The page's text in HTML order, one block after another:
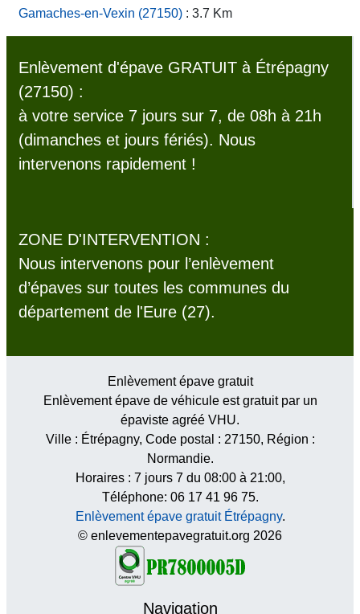
Gamaches-en-Vexin (27150) : 3.7 Km
Enlèvement d'épave GRATUIT à Étrépagny
(27150) :
à votre service 7 jours sur 7, de 08h à 21h
(dimanches et jours fériés). Nous
intervenons rapidement !
ZONE D'INTERVENTION :
Nous intervenons pour l’enlèvement
d’épaves sur toutes les communes du
département de l'Eure (27).
Enlèvement épave gratuit
Enlèvement épave de véhicule est gratuit par un
épaviste agréé VHU.
Ville : Étrépagny, Code postal : 27150, Région :
Normandie.
Horaires : 7 jours 7 du 08:00 à 21:00,
Téléphone: 06 17 41 96 75.
Enlèvement épave gratuit Étrépagny.
© enlevementepavegratuit.org 2026
Navigation